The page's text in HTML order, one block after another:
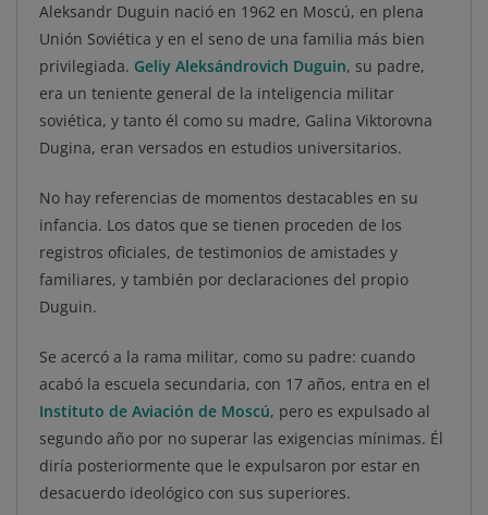
Aleksandr Duguin nació en 1962 en Moscú, en plena
Unión Soviética y en el seno de una familia más bien
privilegiada. Geliy Aleksándrovich Duguin, su padre,
era un teniente general de la inteligencia militar
soviética, y tanto él como su madre, Galina Viktorovna
Dugina, eran versados en estudios universitarios.
No hay referencias de momentos destacables en su
infancia. Los datos que se tienen proceden de los
registros oficiales, de testimonios de amistades y
familiares, y también por declaraciones del propio
Duguin.
Se acercó a la rama militar, como su padre: cuando
acabó la escuela secundaria, con 17 años, entra en el
Instituto de Aviación de Moscú, pero es expulsado al
segundo año por no superar las exigencias mínimas. Él
diría posteriormente que le expulsaron por estar en
desacuerdo ideológico con sus superiores.